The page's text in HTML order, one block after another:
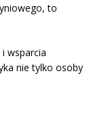
to
wsparcia
nie tylko osoby